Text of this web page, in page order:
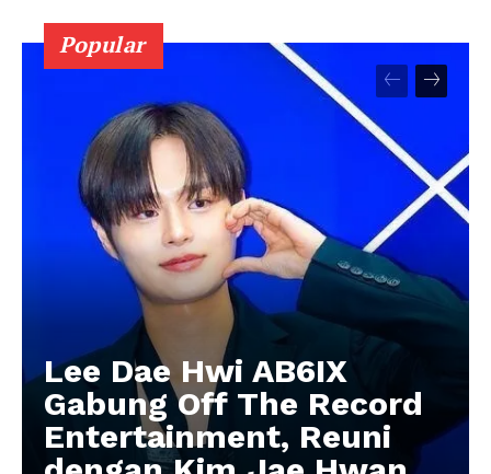
Popular
Lee Dae Hwi AB6IX
Gabung Off The Record
Entertainment, Reuni